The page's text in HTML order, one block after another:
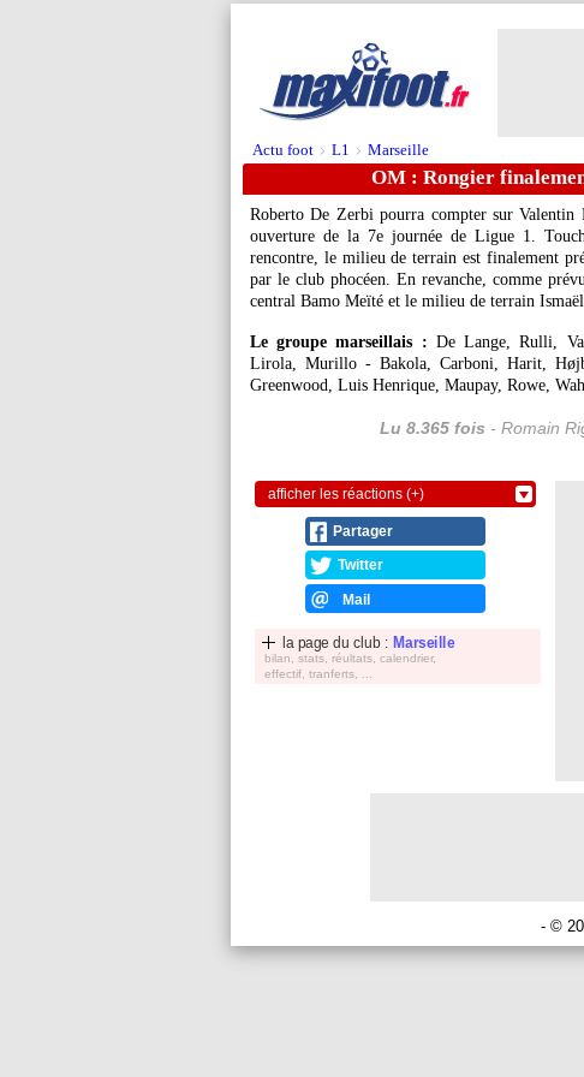
Actu foot > L1 > Marseille
OM : Rongier
Roberto De Zerbi pourra compter sur
ouverture de la 7e journée de Ligue 1.
rencontre, le milieu de terrain est finalement
par le club phocéen. En revanche, comme
central Bamo Meïté et le milieu de terrain
Le groupe marseillais : De Lange, Rulli,
Lirola, Murillo - Bakola, Carboni, Harit,
Greenwood, Luis Henrique, Maupay, Rowe,
Lu 8.365 fois - Romain
afficher les réactions (+)
Partager
Twitter
Mail
la page du club : Marseille
bilan, stats, réultats, calendrier,
effectif, tranferts, ...
- ©